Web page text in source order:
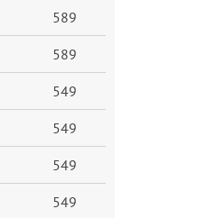
589
589
549
549
549
549